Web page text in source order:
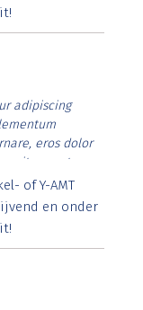
adipiscing
eros dolor
vitae erat.
lorem
posuere.
of Y-AMT
en onder